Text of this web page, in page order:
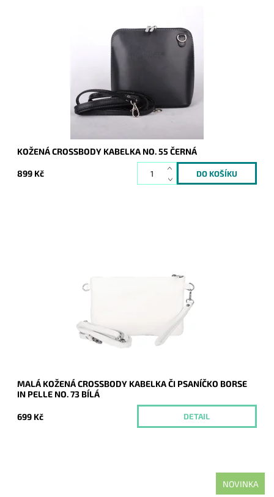
Velmi krásná, poutavá a přitom jednoduše elegantní kabelka,
která se hodí pro každou příležitost a každou ženu. Vyrobena
Vera Pelle
2 roky
KOŽENÁ CROSSBODY KABELKA NO. 55 ČERNÁ
899 Kč
Momentálně nedostupné
2 roky
MALÁ KOŽENÁ CROSSBODY KABELKA ČI PSANÍČKO BORSE
IN PELLE NO. 73 BÍLÁ
699 Kč DETAIL
NOVINKA